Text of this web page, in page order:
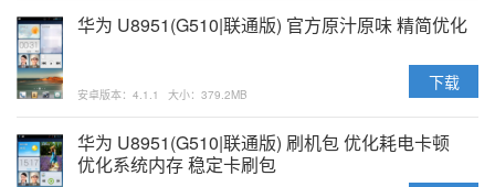
华为 U8951(G510|联通版) 官方原汁原味 精简优化
安卓版本：4.1.1 大小：379.2MB
下载
华为 U8951(G510|联通版) 刷机包 优化耗电卡顿
优化系统内存 稳定卡刷包